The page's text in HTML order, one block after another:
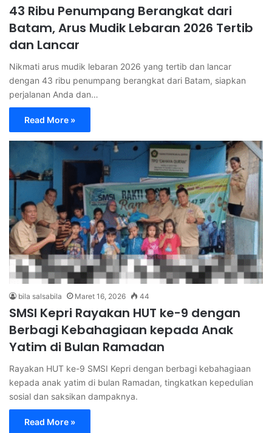
43 Ribu Penumpang Berangkat dari
Batam, Arus Mudik Lebaran 2026 Tertib
dan Lancar
Nikmati arus mudik lebaran 2026 yang tertib dan lancar
dengan 43 ribu penumpang berangkat dari Batam, siapkan
perjalanan Anda dan…
Read More »
bila salsabila Maret 16, 2026 44
SMSI Kepri Rayakan HUT ke-9 dengan
Berbagi Kebahagiaan kepada Anak
Yatim di Bulan Ramadan
Rayakan HUT ke-9 SMSI Kepri dengan berbagi kebahagiaan
kepada anak yatim di bulan Ramadan, tingkatkan kepedulian
sosial dan saksikan dampaknya.
Read More »